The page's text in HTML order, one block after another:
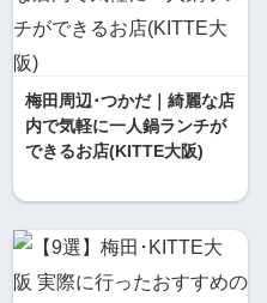
梅田周辺･つかだ｜綺麗な店
内で気軽に一人鍋ランチが
できるお店(KITTE大阪)